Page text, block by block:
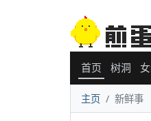
首页 树洞
主页 新鲜事